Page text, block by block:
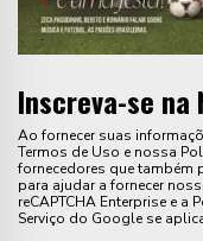
Inscreva-se na
Ao fornecer suas
Termos de Uso e nossa
fornecedores que também
para ajudar a fornecer
reCAPTCHA Enterprise e a
Serviço do Google se